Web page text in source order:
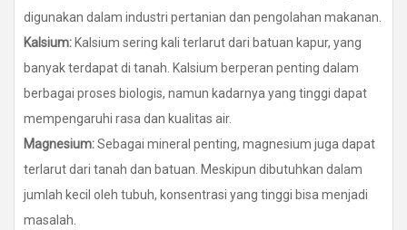
digunakan dalam industri pertanian dan pengolahan makanan.
Kalsium: Kalsium sering kali terlarut dari batuan kapur, yang
banyak terdapat di tanah. Kalsium berperan penting dalam
berbagai proses biologis, namun kadarnya yang tinggi dapat
mempengaruhi rasa dan kualitas air.
Magnesium:Sebagai mineral penting, magnesium juga dapat
terlarut dari tanah dan batuan. Meskipun dibutuhkan dalam
jumlah kecil oleh tubuh, konsentrasi yang tinggi bisa menjadi
masalah.